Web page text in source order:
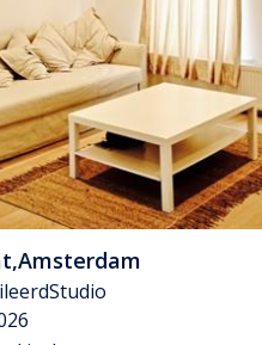
,Amsterdam
Studio